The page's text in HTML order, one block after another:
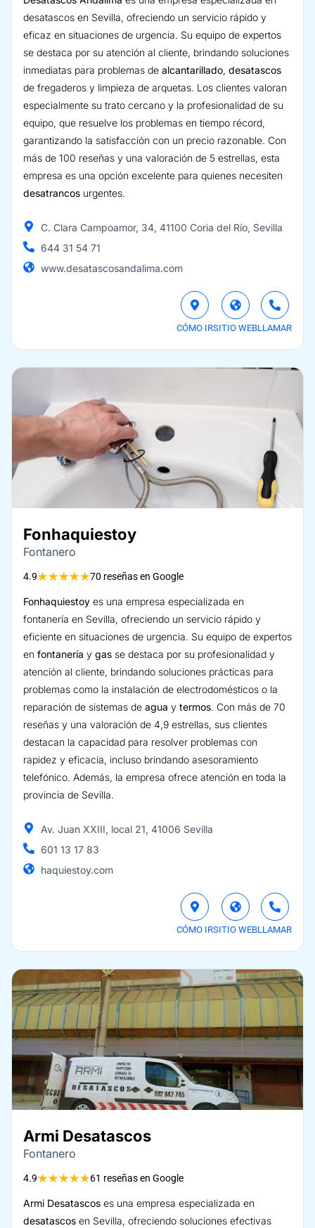
desatascos en Sevilla, ofreciendo un servicio rápido y
eficaz en situaciones de urgencia. Su equipo de expertos
se destaca por su atención al cliente, brindando soluciones
inmediatas para problemas de alcantarillado, desatascos
de fregaderos y limpieza de arquetas. Los clientes valoran
especialmente su trato cercano y la profesionalidad de su
equipo, que resuelve los problemas en tiempo récord,
garantizando la satisfacción con un precio razonable. Con
más de 100 reseñas y una valoración de 5 estrellas, esta
empresa es una opción excelente para quienes necesiten
desatrancos urgentes.
C. Clara Campoamor, 34, 41100 Coria del Río, Sevilla
644 31 54 71
www.desatascosandalima.com
CÓMO IRSITIO WEBLLAMAR
Fonhaquiestoy
Fontanero
4.9★★★★★70 reseñas en Google
Fonhaquiestoy es una empresa especializada en
fontanería en Sevilla, ofreciendo un servicio rápido y
eficiente en situaciones de urgencia. Su equipo de expertos
en fontanería y gas se destaca por su profesionalidad y
atención al cliente, brindando soluciones prácticas para
problemas como la instalación de electrodomésticos o la
reparación de sistemas de agua y termos. Con más de 70
reseñas y una valoración de 4,9 estrellas, sus clientes
destacan la capacidad para resolver problemas con
rapidez y eficacia, incluso brindando asesoramiento
telefónico. Además, la empresa ofrece atención en toda la
provincia de Sevilla.
Av. Juan XXIII, local 21, 41006 Sevilla
601 13 17 83
haquiestoy.com
CÓMO IRSITIO WEBLLAMAR
Armi Desatascos
Fontanero
4.9★★★★★61 reseñas en Google
Armi Desatascos es una empresa especializada en
desatascos en Sevilla, ofreciendo soluciones efectivas